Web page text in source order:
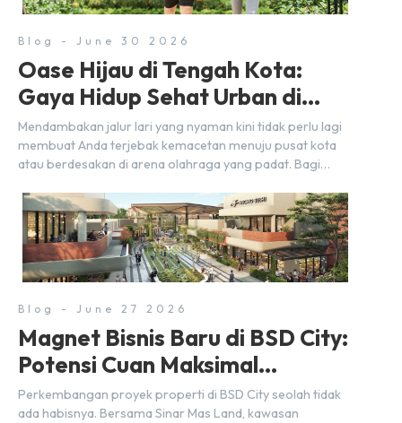
Blog - June 30 2026
Oase Hijau di Tengah Kota:
Gaya Hidup Sehat Urban di
BSD City
Mendambakan jalur lari yang nyaman kini tidak perlu lagi
membuat Anda terjebak kemacetan menuju pusat kota
atau berdesakan di arena olahraga yang padat. Bagi
langsung di lingkungan sekitar yang rindang, estetik, dan
menenangkan. Sebagai kawasan township terpadu, BSD
City terus bertransformasi menjadi area hunian modern
yang sangat mendukung […]
Blog - June 27 2026
Magnet Bisnis Baru di BSD City:
Potensi Cuan Maksimal
Selangkah dari Stasiun
Perkembangan proyek properti di BSD City seolah tidak
ada habisnya. Bersama Sinar Mas Land, kawasan